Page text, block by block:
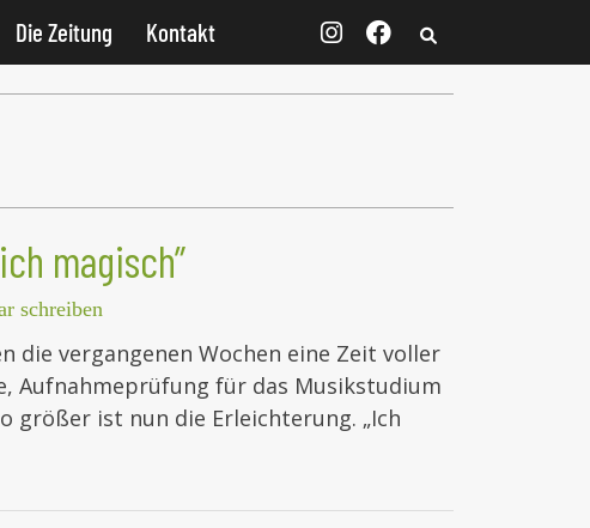
Die Zeitung Kontakt
magisch”
schreiben
die vergangenen Wochen eine Zeit voller
Aufnahmeprüfung für das Musikstudium
größer ist nun die Erleichterung. „Ich